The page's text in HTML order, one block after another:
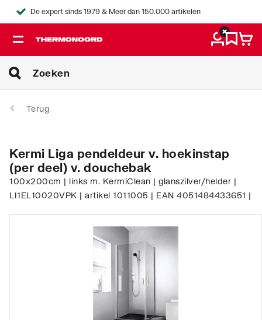
De expert sinds 1979 & Meer dan 150.000 artikelen
Terug
Kermi Liga pendeldeur v. hoekinstap
(per deel) v. douchebak
100x200cm | links m. KermiClean | glanszilver/helder |
LI1EL10020VPK | artikel 1011005 | EAN 4051484433651 |